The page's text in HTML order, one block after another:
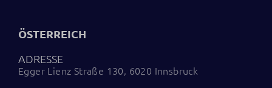
ÖSTERREICH
ADRESSE
Egger Lienz Straße 130, 6020 Innsbruck